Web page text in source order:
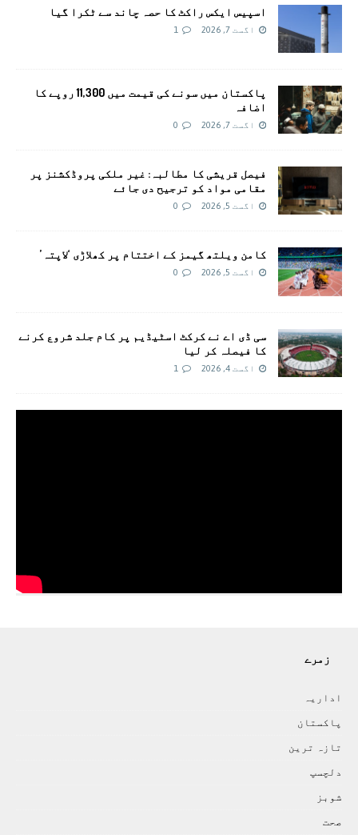
اسپیس ایکس راکٹ کا حصہ چاند سے ٹکرا گیا
اگست 7, 2026 1
پاکستان میں سونے کی قیمت میں 11,300 روپے کا
اضافہ
اگست 7, 2026 0
فیصل قریشی کا مطالبہ: غیر ملکی پروڈکشنز پر
مقامی مواد کو ترجیح دی جائے
اگست 5, 2026 0
کامن ویلتھ گیمز کے اختتام پر کھلاڑی ‘لاپتہ’
اگست 5, 2026 0
سی ڈی اے نے کرکٹ اسٹیڈیم پر کام جلد شروع کرنے
کا فیصلہ کر لیا
اگست 4, 2026 1
زمرے
اداريہ
پاکستان
تازہ ترين
دلچسپ
شوبز
صحت